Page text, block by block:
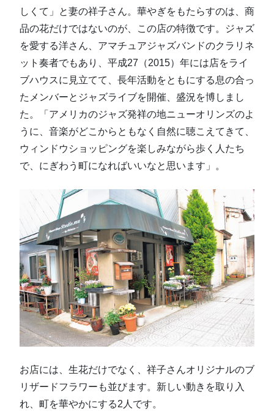
しくて」と妻の祥子さん。華やぎをもたらすのは、商
品の花だけではないのが、この店の特徴です。ジャズ
を愛する洋さん、アマチュアジャズバンドのクラリネ
ット奏者でもあり、平成27（2015）年には店をライ
ブハウスに見立てて、長年活動をともにする息の合っ
たメンバーとジャズライブを開催、盛況を博しまし
た。「アメリカのジャズ発祥の地ニューオリンズのよ
うに、音楽がどこからともなく自然に聴こえてきて、
ウィンドウショッピングを楽しみながら歩く人たち
で、にぎわう町になればいいなと思います」。
お店には、生花だけでなく、祥子さんオリジナルのブ
リザードフラワーも並びます。新しい動きを取り入
れ、町を華やかにする2人です。